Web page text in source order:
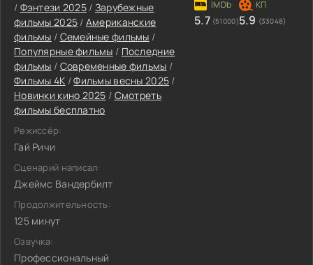
/ Фэнтези 2025/ Зарубежные
фильмы 2025 / Американские
фильмы / Семейные фильмы /
Популярные фильмы / Последние
фильмы / Современные фильмы /
Фильмы 4K /Фильмы весны 2025 /
Новинки кино 2025 / Смотреть
фильмы бесплатно
Режиссёр:
Гай Ричи
Сценарий написал:
Джеймс Вандербилт
Продолжительность:
125 минут
Озвучка:
Профессиональный
5.7 (51000)5.9 (33048)